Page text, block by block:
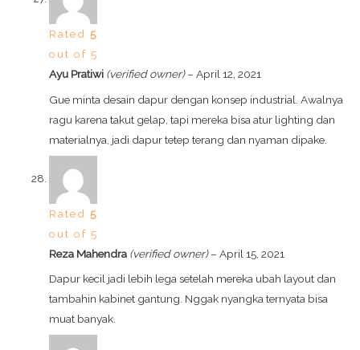
Rated5
out of 5
Ayu Pratiwi (verified owner) – April 12, 2021
Gue minta desain dapur dengan konsep industrial. Awalnya
ragu karena takut gelap, tapi mereka bisa atur lighting dan
materialnya, jadi dapur tetep terang dan nyaman dipake.
Rated5
out of 5
Reza Mahendra (verified owner) – April 15, 2021
Dapur kecil jadi lebih lega setelah mereka ubah layout dan
tambahin kabinet gantung. Nggak nyangka ternyata bisa
muat banyak.